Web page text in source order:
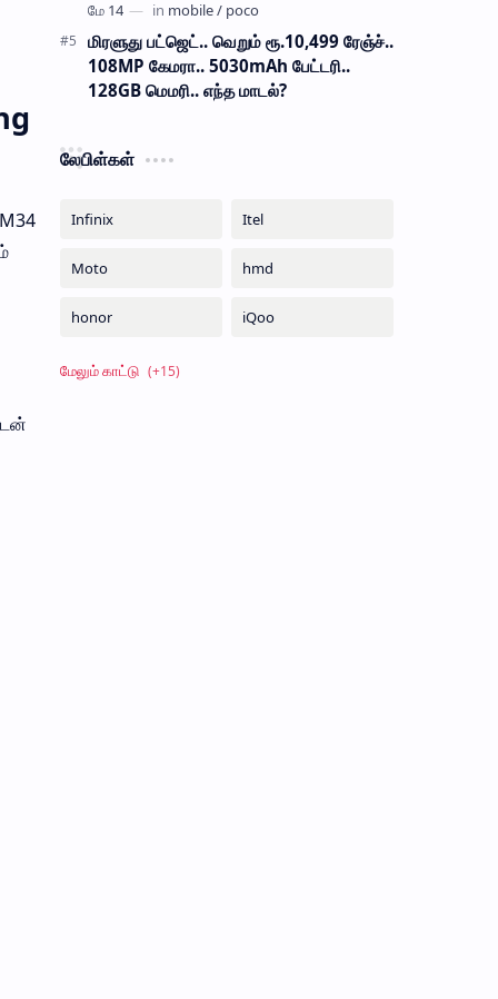
மிரளுது பட்ஜெட்.. வெறும் ரூ.10,499 ரேஞ்ச்..
108MP கேமரா.. 5030mAh பேட்டரி..
128GB மெமரி.. எந்த மாடல்?
லேபிள்கள்